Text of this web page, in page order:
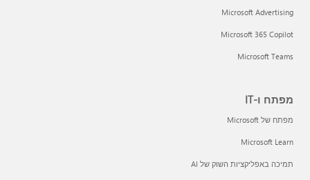
Microsoft Advertising
Microsoft 365 Copilot
Microsoft Teams
מפתח ו-IT
מפתח של Microsoft
Microsoft Learn
תמיכה באפליקציות השוק של AI